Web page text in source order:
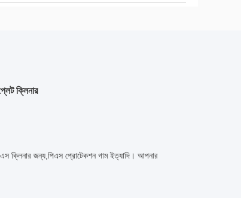
ক্লিনার
ক্লিনার জন্য, পিএস প্রোটেকশন গাম ইত্যাদি। আপনার